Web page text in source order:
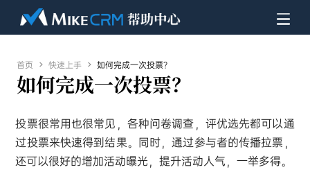
首页  快速上手  如何完成一次投票？
如何完成一次投票？
投票很常用也很常见，各种问卷调查，评优选先都可以通
过投票来快速得到结果。同时，通过参与者的传播拉票，
还可以很好的增加活动曝光，提升活动人气，一举多得。